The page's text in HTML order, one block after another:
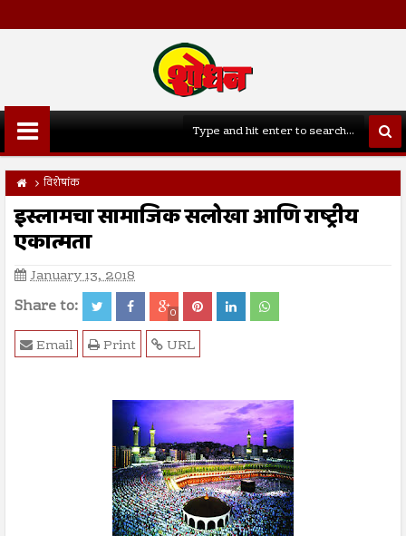
विशेषांक
इस्लामचा सामाजिक सलोखा आणि राष्ट्रीय
एकात्मता
January 13, 2018
Share to: 0
URL
Print
Email